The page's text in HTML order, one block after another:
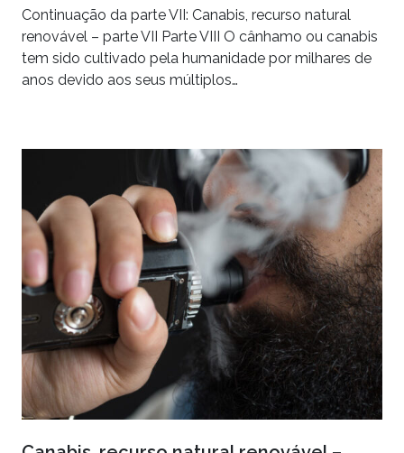
Continuação da parte VII: Canabis, recurso natural
renovável – parte VII Parte VIII O cânhamo ou canabis
tem sido cultivado pela humanidade por milhares de
anos devido aos seus múltiplos…